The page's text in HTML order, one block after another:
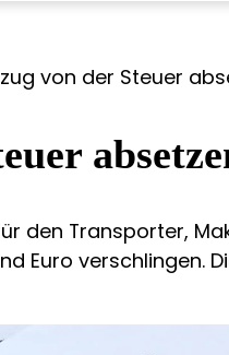
von der Steuer
den Transporter,
Euro verschlingen.